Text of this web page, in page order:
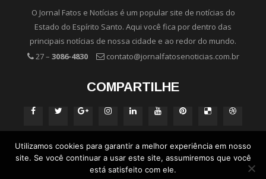
O Jornal Fatos e Notícias é um popular site de notícias do
Estado do Espírito Santo. Aqui você fica por dentro das
principais notícias de nossa cidade e ao redor do mundo.
27 – 3086-4830 contato@jornalfatosenoticias.com.br
COMPARTILHE
Utilizamos cookies para garantir a melhor experiência em nosso
site. Se você continuar a usar este site, assumiremos que você
está satisfeito com ele.